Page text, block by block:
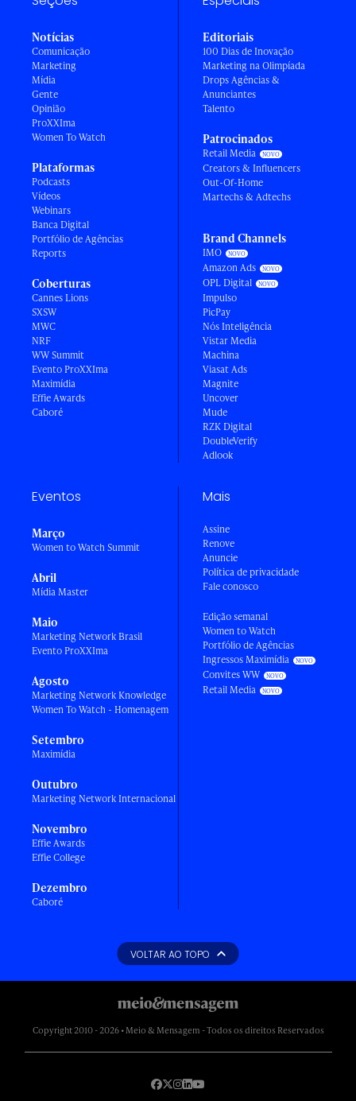
Notícias
Comunicação
Marketing
Mídia
Gente
Opinião
ProXXIma
Women To Watch
Plataformas
Podcasts
Vídeos
Webinars
Banca Digital
Portfólio de Agências
Reports
Coberturas
Cannes Lions
SXSW
MWC
NRF
WW Summit
Evento ProXXIma
Maximídia
Effie Awards
Caboré
Editoriais
100 Dias de Inovação
Marketing na Olimpíada
Drops Agências &
Anunciantes
Talento
Patrocinados
Retail Media
Creators & Influencers
Out-Of-Home
Martechs & Adtechs
Brand Channels
IMO
Amazon Ads
OPL Digital
Impulso
PicPay
Nós Inteligência
Vistar Media
Machina
Viasat Ads
Magnite
Uncover
Mude
RZK Digital
DoubleVerify
Adlook
Eventos
Março
Women to Watch Summit
Abril
Mídia Master
Maio
Marketing Network Brasil
Evento ProXXIma
Agosto
Marketing Network Knowledge
Women To Watch - Homenagem
Setembro
Maximídia
Outubro
Marketing Network Internacional
Novembro
Effie Awards
Effie College
Dezembro
Caboré
Mais
Assine
Renove
Anuncie
Política de privacidade
Fale conosco
Edição semanal
Women to Watch
Portfólio de Agências
Ingressos Maximídia
Convites WW
Retail Media
VOLTAR AO TOPO
Copyright 2010 - 2026 • Meio & Mensagem - Todos os direitos Reservados